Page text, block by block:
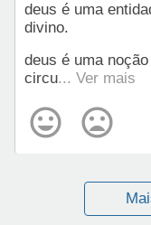
deus é uma
divino.
deus é uma
circu... Ver mais